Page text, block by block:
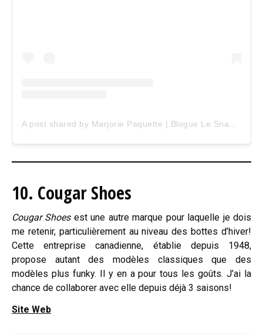
10. Cougar Shoes
Cougar Shoesest une autre marque pour laquelle je dois
me retenir, particulièrement au niveau des bottes d’hiver!
Cette entreprise canadienne, établie depuis 1948,
propose autant des modèles classiques que des
modèles plus funky. Il y en a pour tous les goûts. J’ai la
chance de collaborer avec elle depuis déjà 3 saisons!
Site Web